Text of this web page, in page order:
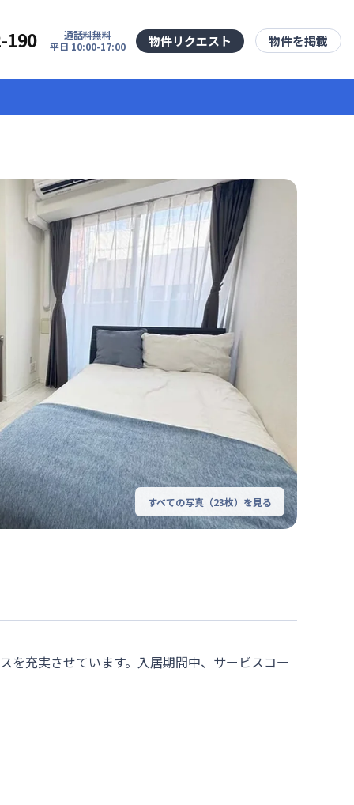
190
通話料無料
平日 10:00-17:00
物件リクエスト 物件を掲載
すべての写真（23枚）を見る
を充実させています。入居期間中、サービスコー